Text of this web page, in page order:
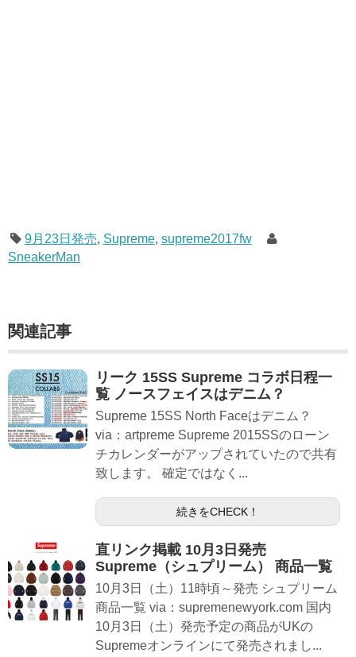
9月23日発売, Supreme, supreme2017fw
SneakerMan
関連記事
リーク 15SS Supreme コラボ日程一
覧 ノースフェイスはデニム？
Supreme 15SS North Faceはデニム？
via：artpreme Supreme 2015SSのローン
チカレンダーがアップされていたので共有
致します。 確定ではなく...
続きをCHECK！
直リンク掲載 10月3日発売
Supreme（シュプリーム） 商品一覧
10月3日（土）11時頃～発売 シュプリーム
商品一覧 via：supremenewyork.com 国内
10月3日（土）発売予定の商品がUKの
Supremeオンラインにて発売されまし...